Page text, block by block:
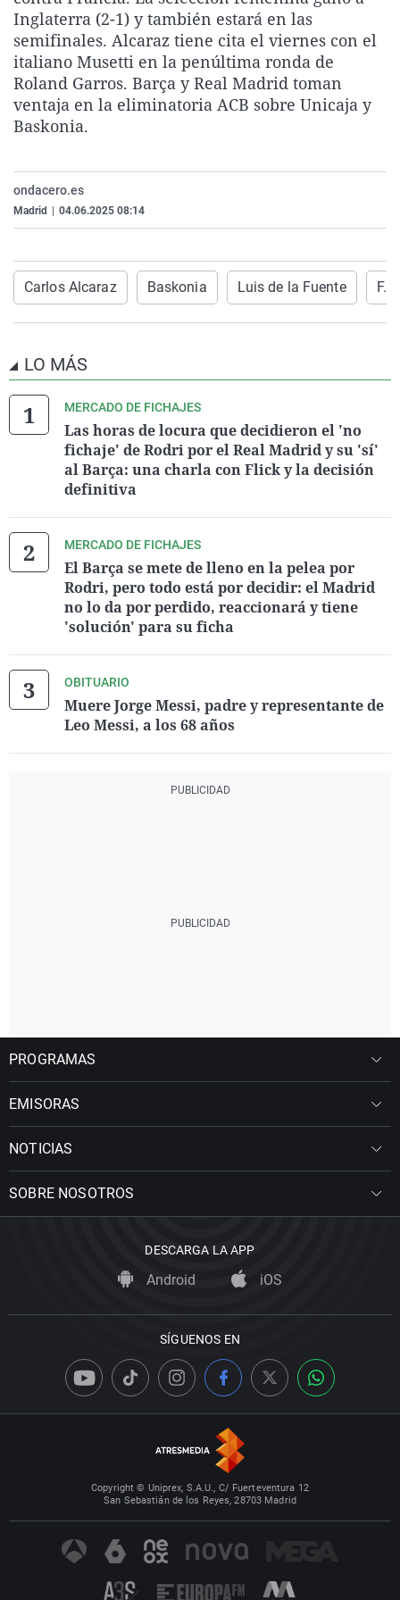
La rosa de los vientos
Gente viajera
Como el perro y el
Caso
Retornados
Equipo de
Operación Viuda
Extremadura
Galicia
La Rioja
Navarra
Virales
Televisión
Elecciones
Inglaterra (2-1) y también estará en las
semifinales. Alcaraz tiene cita el viernes con el
italiano Musetti en la penúltima ronda de
Roland Garros. Barça y Real Madrid toman
ventaja en la eliminatoria ACB sobre Unicaja y
Baskonia.
ondacero.es
Madrid 04.06.2025 08:14
Carlos Alcaraz Baskonia Luis de la Fuente
LO MÁS
MERCADO DE FICHAJES
Las horas de locura que decidieron el 'no
fichaje' de Rodri por el Real Madrid y su 'sí'
al Barça: una charla con Flick y la decisión
definitiva
MERCADO DE FICHAJES
El Barça se mete de lleno en la pelea por
Rodri, pero todo está por decidir: el Madrid
no lo da por perdido, reaccionará y tiene
'solución' para su ficha
OBITUARIO
Muere Jorge Messi, padre y representante de
Leo Messi, a los 68 años
PROGRAMAS
EMISORAS
NOTICIAS
SOBRE NOSOTROS
DESCARGA LA APP
Android iOS
SÍGUENOS EN
Copyright © Uniprex, S.A.U., C/ Fuerteventura 12
San Sebastián de los Reyes, 28703 Madrid